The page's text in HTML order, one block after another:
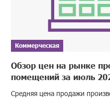
Коммерческая
Обзор цен на рынке
помещений за июль
Средняя цена продажи